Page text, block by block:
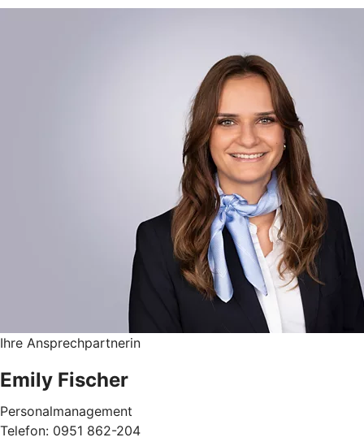
Ihre Ansprechpartnerin
Emily Fischer
Personalmanagement
Telefon: 0951 862-204